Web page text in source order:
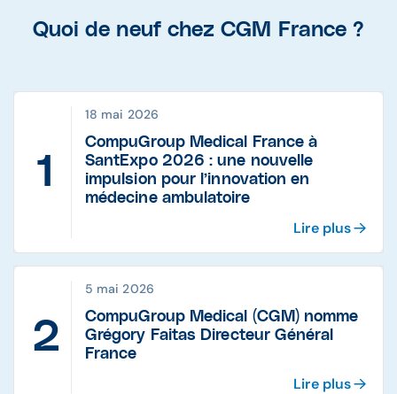
Quoi de neuf chez CGM France ?
CompuGroup Medical France à
SantExpo 2026 : une nouvelle
impulsion pour l’innovation en
médecine ambulatoire
18 mai 2026
Lire plus
CompuGroup Medical (CGM) nomme
Grégory Faitas Directeur Général
France
5 mai 2026
Lire plus